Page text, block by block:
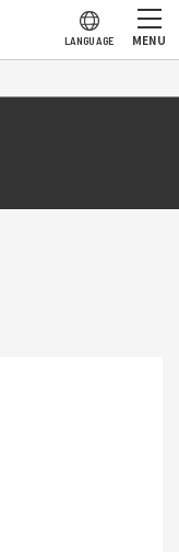
LANGUAGE MENU